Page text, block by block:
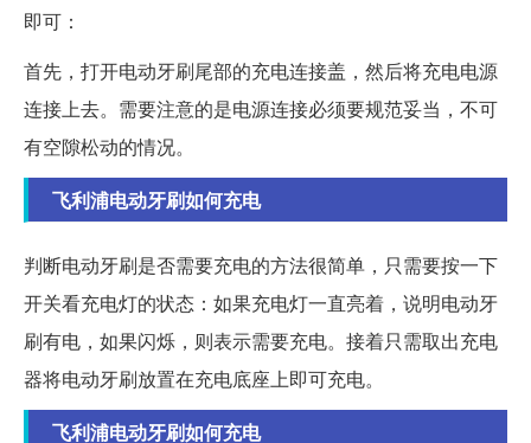
即可：
首先，打开电动牙刷尾部的充电连接盖，然后将充电电源
连接上去。需要注意的是电源连接必须要规范妥当，不可
有空隙松动的情况。
飞利浦电动牙刷如何充电
判断电动牙刷是否需要充电的方法很简单，只需要按一下
开关看充电灯的状态：如果充电灯一直亮着，说明电动牙
刷有电，如果闪烁，则表示需要充电。接着只需取出充电
器将电动牙刷放置在充电底座上即可充电。
飞利浦电动牙刷如何充电